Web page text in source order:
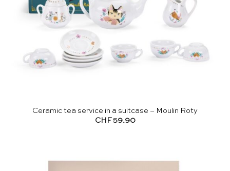
Ceramic tea service in a suitcase – Moulin Roty
CHF 59.90